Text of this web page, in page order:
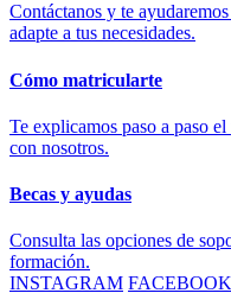
Contáctanos y te
adapte a tus necesidades.
Cómo matricularte
Te explicamos paso a paso
con nosotros.
Becas y ayudas
Consulta las opciones de
formación.
INSTAGRAM FACEBOOK